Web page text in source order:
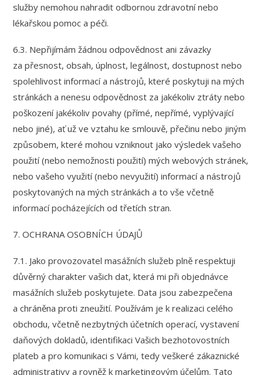
služby nemohou nahradit odbornou zdravotní nebo
lékařskou pomoc a péči.
6.3. Nepřijímám žádnou odpovědnost ani závazky
za přesnost, obsah, úplnost, legálnost, dostupnost nebo
spolehlivost informací a nástrojů, které poskytuji na mých
stránkách a nenesu odpovědnost za jakékoliv ztráty nebo
poškození jakékoliv povahy (přímé, nepřímé, vyplývající
nebo jiné), ať už ve vztahu ke smlouvě, přečinu nebo jiným
způsobem, které mohou vzniknout jako výsledek vašeho
použití (nebo nemožnosti použití) mých webových stránek,
nebo vašeho využití (nebo nevyužití) informací a nástrojů
poskytovaných na mých stránkách a to vše včetně
informací pocházejících od třetích stran.
7. OCHRANA OSOBNÍCH ÚDAJŮ
7.1. Jako provozovatel masážních služeb plně respektuji
důvěrný charakter vašich dat, která mi při objednávce
masážních služeb poskytujete. Data jsou zabezpečena
a chráněna proti zneužití. Používám je k realizaci celého
obchodu, včetně nezbytných účetních operací, vystavení
daňových dokladů, identifikaci Vašich bezhotovostních
plateb a pro komunikaci s Vámi, tedy veškeré zákaznické
administrativy a rovněž k marketingovým účelům. Tato